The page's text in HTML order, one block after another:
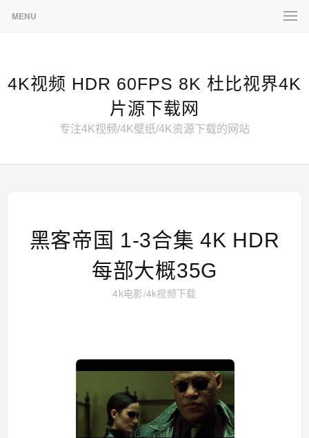
MENU
4K视频 HDR 60FPS 8K 杜比视界4K
片源下载网
专注4K视频/4K壁纸/4K资源下载的网站
黑客帝国 1-3合集 4K HDR
每部大概35G
4k电影/4k视频下载